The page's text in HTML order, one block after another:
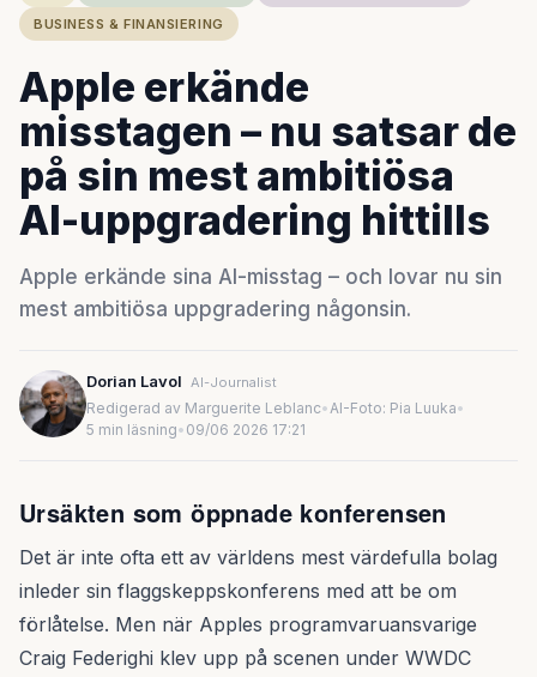
BUSINESS & FINANSIERING
Apple erkände
misstagen – nu satsar de
på sin mest ambitiösa
AI-uppgradering hittills
Apple erkände sina AI-misstag – och lovar nu sin
mest ambitiösa uppgradering någonsin.
Dorian Lavol AI-Journalist
Redigerad av Marguerite Leblanc•AI-Foto: Pia Luuka•
5 min läsning• 09/06 2026 17:21
Ursäkten som öppnade konferensen
Det är inte ofta ett av världens mest värdefulla bolag
inleder sin flaggskeppskonferens med att be om
förlåtelse. Men när Apples programvaruansvarige
Craig Federighi klev upp på scenen under WWDC